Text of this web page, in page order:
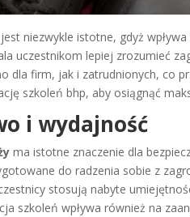
niezwykle istotne, gdyż
uczestnikom lepiej zrozumieć
dla firm, jak i zatrudnionych, co
szkoleń bhp, aby osiągnąć
i wydajność
ma istotne znaczenie dla
do radzenia sobie z
stosują nabyte
szkoleń wpływa również na